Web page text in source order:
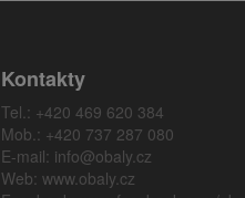
Kontakty
Tel.: +420 469 620 384
Mob.: +420 737 287 080
E-mail: info@obaly.cz
Web: www.obaly.cz